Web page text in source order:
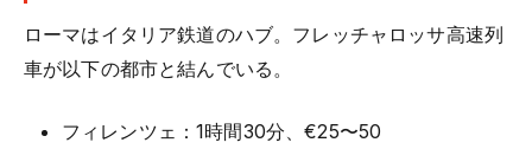
ローマはイタリア鉄道のハブ。フレッチャロッサ高速列
車が以下の都市と結んでいる。
フィレンツェ：1時間30分、€25〜50